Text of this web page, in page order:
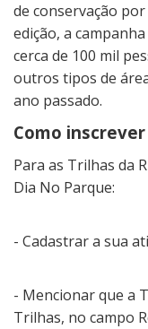
de conservação
edição, a
cerca de 100 mil
outros tipos de
ano passado.
Como
Para as Trilhas da
Dia No Parque:
- Cadastrar a sua
- Mencionar que a
Trilhas, no campo